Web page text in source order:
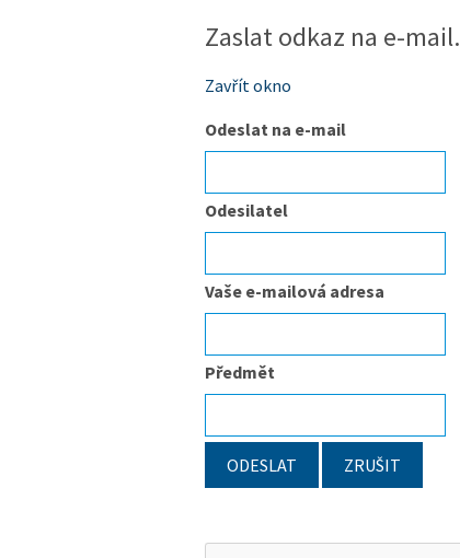
Zaslat odkaz na e-mail.
Zavřít okno
Odeslat na e-mail
Odesilatel
Vaše e-mailová adresa
Předmět
ODESLAT ZRUŠIT